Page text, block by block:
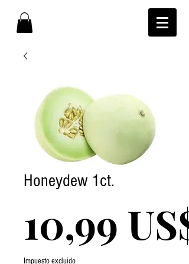
Honeydew 1ct.
10,99 US$
Impuesto excluido